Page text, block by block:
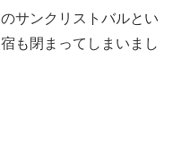
サンクリストバルとい
も閉まってしまいまし